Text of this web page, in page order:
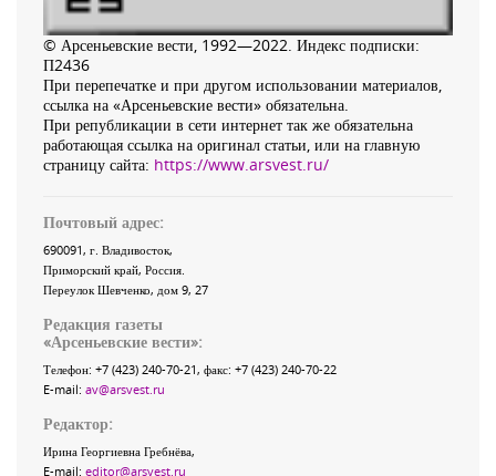
© Арсеньевские вести, 1992—2022. Индекс подписки:
П2436
При перепечатке и при другом использовании материалов,
ссылка на «Арсеньевские вести» обязательна.
При републикации в сети интернет так же обязательна
работающая ссылка на оригинал статьи, или на главную
страницу сайта: https://www.arsvest.ru/
Почтовый адрес:
690091, г. Владивосток,
Приморский край, Россия
Переулок Шевченко, дом 9, 27
Редакция газеты
«Арсеньевские вести»:
Телефон: +7 (423) 240-70-21, факс: +7 (423) 240-70-22
E-mail: av@arsvest.ru
Редактор:
Ирина Георгиевна Гребнёва,
E-mail: editor@arsvest.ru